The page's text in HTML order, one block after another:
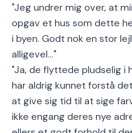
"Jeg undrer mig over, at
opgav et hus som dette
i byen. Godt nok en stor
alligevel..."
"Ja, de flyttede pludselig i
har aldrig kunnet forstå
at give sig tid til at sige
ikke engang deres nye